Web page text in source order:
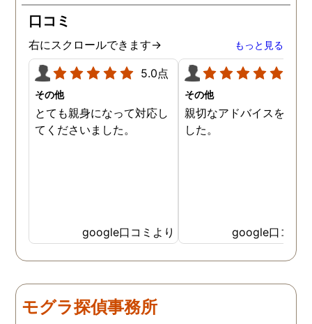
口コミ
右にスクロールできます→ もっと見る
5.0点
その他
とても親身になって対応し
てくださいました。
google口コミより
その他
親切なアドバイスを頂き
した。
google口コミ
モグラ探偵事務所